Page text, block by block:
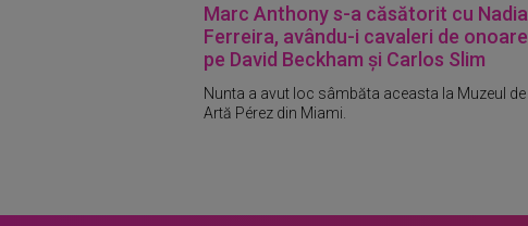
Marc Anthony s-a căsătorit cu Nadia
Ferreira, avându-i cavaleri de onoare
pe David Beckham și Carlos Slim
Nunta a avut loc sâmbăta aceasta la Muzeul de
Artă Pérez din Miami.